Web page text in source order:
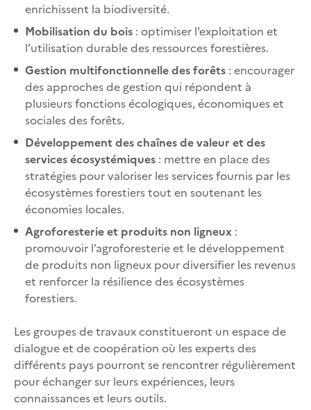
enrichissent la biodiversité.
Mobilisation du bois : optimiser l’exploitation et
l’utilisation durable des ressources forestières.
Gestion multifonctionnelle des forêts : encourager
des approches de gestion qui répondent à
plusieurs fonctions écologiques, économiques et
sociales des forêts.
Développement des chaînes de valeur et des
services écosystémiques : mettre en place des
stratégies pour valoriser les services fournis par les
écosystèmes forestiers tout en soutenant les
économies locales.
Agroforesterie et produits non ligneux :
promouvoir l’agroforesterie et le développement
de produits non ligneux pour diversifier les revenus
et renforcer la résilience des écosystèmes
forestiers.
Les groupes de travaux constitueront un espace de
dialogue et de coopération où les experts des
différents pays pourront se rencontrer régulièrement
pour échanger sur leurs expériences, leurs
connaissances et leurs outils.